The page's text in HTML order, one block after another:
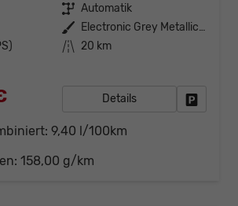
Getriebe Automatik
Außenfarbe
Electronic Grey Metallic ()
Kilometerstand 20 km
Details
9,40 l/100km
158,00 g/km